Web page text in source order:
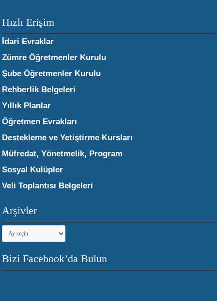
Hızlı Erişim
İdari Evraklar
Zümre Öğretmenler Kurulu
Şube Öğretmenler Kurulu
Rehberlik Belgeleri
Yıllık Planlar
Öğretmen Evrakları
Destekleme ve Yetiştirme Kursları
Müfredat, Yönetmelik, Program
Sosyal Kulüpler
Veli Toplantısı Belgeleri
Arşivler
Arşivler
Bizi Facebook’da Bulun